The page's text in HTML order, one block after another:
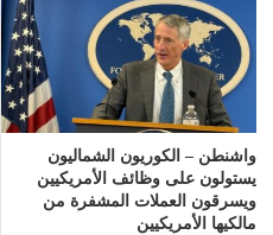
واشنطن – الكوريون الشماليون
يستولون على وظائف الأمريكيين
ويسرقون العملات المشفرة من
مالكيها الأمريكيين